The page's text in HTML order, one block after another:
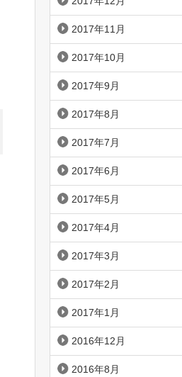
2017年11月
2017年10月
2017年9月
2017年8月
2017年7月
2017年6月
2017年5月
2017年4月
2017年3月
2017年2月
2017年1月
2016年12月
2016年8月